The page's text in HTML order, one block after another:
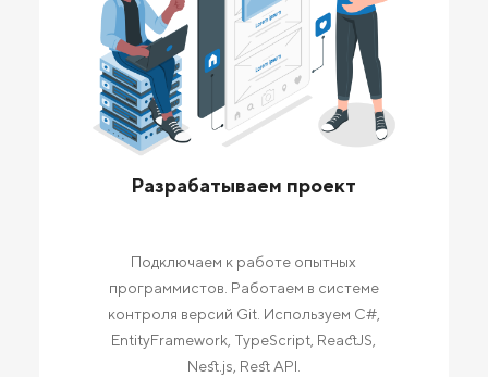
Разрабатываем проект
Подключаем к работе опытных
программистов. Работаем в системе
контроля версий Git. Используем C#,
EntityFramework, TypeScript, ReactJS,
Nest.js, Rest API.